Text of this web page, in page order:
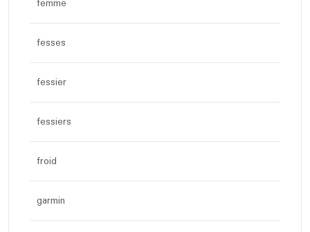
femme
fesses
fessier
fessiers
froid
garmin